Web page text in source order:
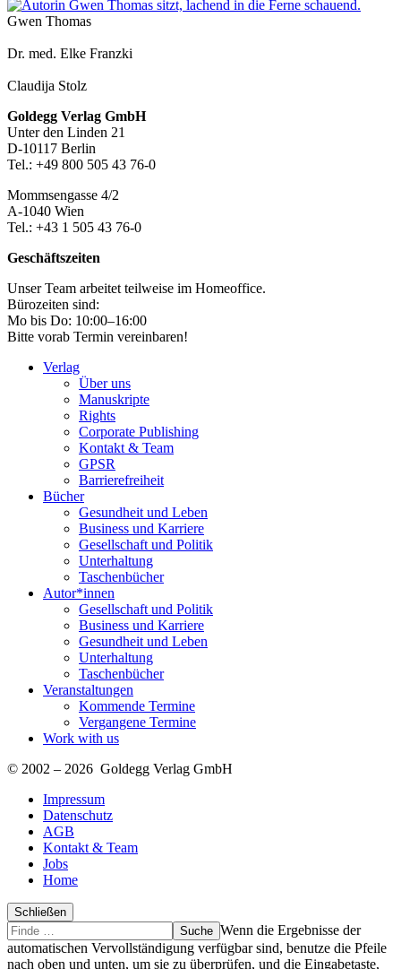
Gwen Thomas
Dr. med. Elke Franzki
Claudija Stolz
Footer-
Section
Goldegg Verlag GmbH
Unter den Linden 21
D-10117 Berlin
Tel.: +49 800 505 43 76-0
Mommsengasse 4/2
A-1040 Wien
Tel.: +43 1 505 43 76-0
Geschäftszeiten
Unser Team arbeitet teilweise im Homeoffice.
Bürozeiten sind:
Mo bis Do: 10:00–16:00
Bitte vorab Termin vereinbaren!
Verlag
Über uns
Manuskripte
Rights
Corporate Publishing
Kontakt & Team
GPSR
Barrierefreiheit
Bücher
Gesundheit und Leben
Business und Karriere
Gesellschaft und Politik
Unterhaltung
Taschenbücher
Autor*innen
Gesellschaft und Politik
Business und Karriere
Gesundheit und Leben
Unterhaltung
Taschenbücher
Veranstaltungen
Kommende Termine
Vergangene Termine
Work with us
© 2002 – 2026 Goldegg Verlag GmbH
Impressum
Datenschutz
AGB
Kontakt & Team
Jobs
Home
Schließen
Suche
Finde
…
Wenn die Ergebnisse der
automatischen Vervollständigung verfügbar sind, benutze die Pfeile
nach oben und unten, um sie zu überprüfen, und die Eingabetaste,